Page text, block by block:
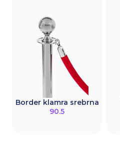
Border klamra srebrna
90.5